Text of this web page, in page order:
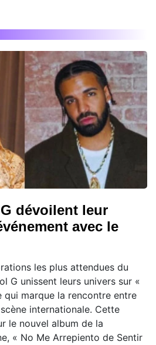
dévoilent leur
avec le
les plus attendues du
G unissent leurs univers sur «
qui marque la rencontre entre
internationale. Cette
le nouvel album de la
« No Me Arrepiento de Sentir